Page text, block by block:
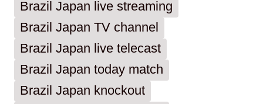
Brazil Japan live streaming
Brazil Japan TV channel
Brazil Japan live telecast
Brazil Japan today match
Brazil Japan knockout